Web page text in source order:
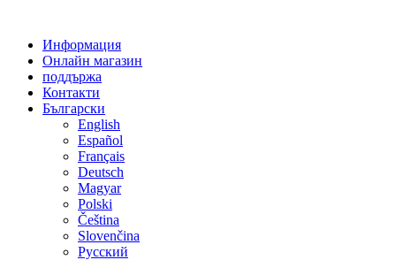
Информация
Онлайн магазин
поддържа
Контакти
Български
English
Español
Français
Deutsch
Magyar
Polski
Čeština
Slovenčina
Русский